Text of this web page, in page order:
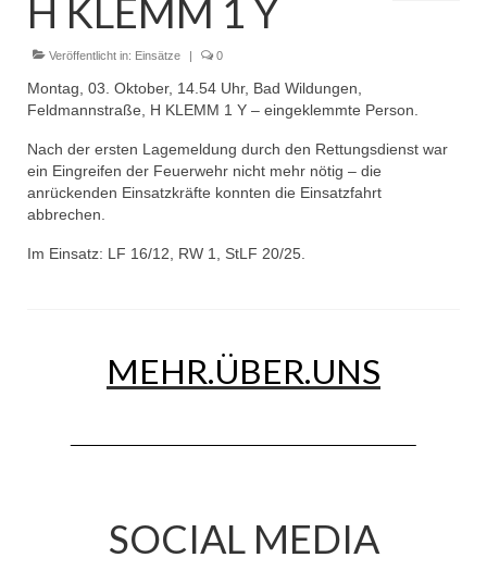
Dienstplan
Einsätze
Einsatzstichworte
Jugendfeuerwehr
Infos
Kreiszeltlager 2023
Katastrophenschutz
H KLEMM 1 Y
Veröffentlicht in: Einsätze | 0
Montag, 03. Oktober, 14.54 Uhr, Bad Wildungen,
Feldmannstraße, H KLEMM 1 Y – eingeklemmte Person.
Nach der ersten Lagemeldung durch den Rettungsdienst war
ein Eingreifen der Feuerwehr nicht mehr nötig – die
anrückenden Einsatzkräfte konnten die Einsatzfahrt
abbrechen.
Im Einsatz: LF 16/12, RW 1, StLF 20/25.
MEHR.ÜBER.UNS
SOCIAL MEDIA